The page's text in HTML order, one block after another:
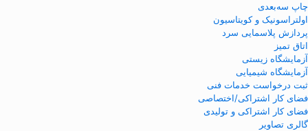
چاپ سه‌بعدی
اولتراسونیک و کویتاسیون
پردازش پلاسمایی سرد
اتاق تمیز
آزمایشگاه زیستی
آزمایشگاه شیمیایی
ثبت درخواست خدمات فنی
فضای کار اشتراکی/اختصاصی
فضای کار اشتراکی و تولیدی
گالری تصاویر